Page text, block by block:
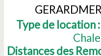
GERARDMER
Type de location :
Distances des